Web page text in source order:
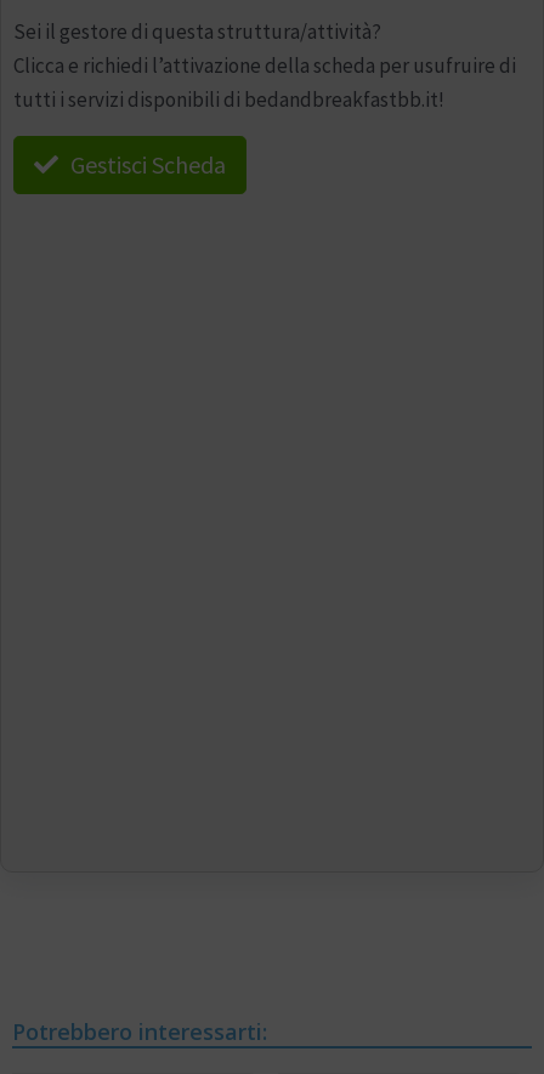
Sei il gestore di questa struttura/attività?
Clicca e richiedi l’attivazione della scheda per usufruire di
tutti i servizi disponibili di bedandbreakfastbb.it!
Gestisci Scheda
Potrebbero interessarti: